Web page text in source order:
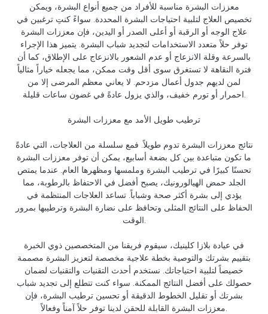
معززات البشرة مناسبة للأفراد من جميع أنواع البشرة، ويمكن
تخصيص العلاج لتلبية احتياجات البشرة المحددة. سواءً كنتِ ترغبين في
علاج الوجه أو الرقبة أو أعلى الصدر أو اليدين، فإن معززات البشرة
توفر حلاً متعدد الاستخدامات لتجديد شباب البشرة. يتميز هذا الإجراء
بالسرعة وقلة الانزعاج أو عدم الشعور بالانزعاج على الإطلاق، كما أن
فترة النقاهة لا تستغرق سوى أقل وقت ممكن، مما يجعله خياراً مثالياً
لمن لديهم جدول أعمال مزدحم. لا يعاني معظم المرضى إلا من
احمرار أو تورم خفيف، والذي يزول عادةً في غضون ساعات قليلة.
ترطيب طويل الأمد مع معززات البشرة
نتائج معززات البشرة تدوم طويلاً. فمع سلسلة من العلاجات، التي عادةً
ما تكون متباعدة بين كل بضعة أسابيع، يمكن أن توفر معززات البشرة
تحسنًا كبيرًا في ترطيب البشرة وملمسها ومظهرها العام. عندما يمتص
الجلد حمض الهيالورونيك، يصبح أفضل في الاحتفاظ بالرطوبة، مما
يؤدي إلى بشرة أكثر صحة وشباباً. تساعد العلاجات المنتظمة في
الحفاظ على النتائج المثلى وتحافظ على نضارة البشرة وترطيبها بمرور
الوقت.
في عيادة بلازا كلينيك، سيقوم فريقنا من المتخصصين ذوي الخبرة
بتقييم بشرتك والتوصية بخطة علاجية مخصصة لتعزيز البشرة مصممة
خصيصاً لتلبية احتياجاتك. نستخدم أحدث التقنيات والتقنيات لضمان
حصولك على أفضل النتائج الممكنة. سواء كنت تتطلع إلى تجديد شباب
بشرتك أو تقليل الخطوط الدقيقة أو تحسين ترطيب البشرة، فإن
معززات البشرة القابلة للحقن لدينا توفر حلاً آمناً وفعالاً.